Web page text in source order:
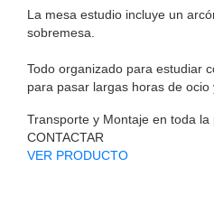
La mesa estudio incluye un
sobremesa.
Todo organizado para estudiar
para pasar largas horas de ocio
Transporte y Montaje en toda la
CONTACTAR
VER PRODUCTO